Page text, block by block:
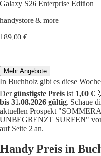
Galaxy S26 Enterprise Edition
handystore & more
189,00 €
Mehr Angebote
In Buchholz gibt es diese
Dergünstigste Preis ist 1,00 €
bis 31.08.2026 gültig. Schaue
aktuellen Prospekt
UNBEGRENZT SURFEN"
auf Seite 2 an.
Handy Preis in